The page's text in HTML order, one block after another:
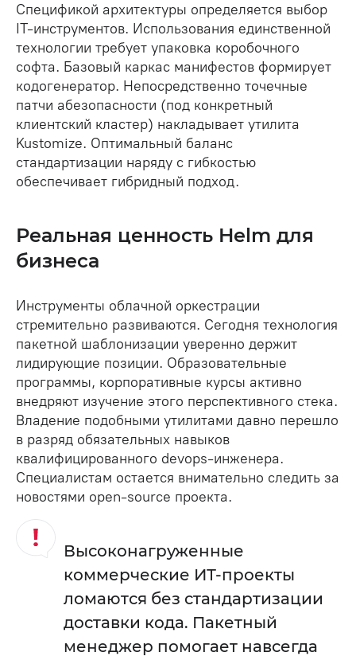
Спецификой архитектуры определяется выбор
IT-инструментов. Использования единственной
технологии требует упаковка коробочного
софта. Базовый каркас манифестов формирует
кодогенератор. Непосредственно точечные
патчи абезопасности (под конкретный
клиентский кластер) накладывает утилита
Kustomize. Оптимальный баланс
стандартизации наряду с гибкостью
обеспечивает гибридный подход.
Реальная ценность Helm для
бизнеса
Инструменты облачной оркестрации
стремительно развиваются. Сегодня технология
пакетной шаблонизации уверенно держит
лидирующие позиции. Образовательные
программы, корпоративные курсы активно
внедряют изучение этого перспективного стека.
Владение подобными утилитами давно перешло
в разряд обязательных навыков
квалифицированного devops-инженера.
Специалистам остается внимательно следить за
новостями open-source проекта.
Высоконагруженные
коммерческие ИТ-проекты
ломаются без стандартизации
доставки кода. Пакетный
менеджер помогает навсегда